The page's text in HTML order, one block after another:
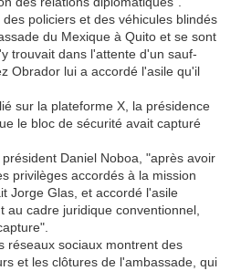
policiers et des véhicules blindés
du Mexique à Quito et se sont
trouvait dans l'attente d'un sauf-
Obrador lui a accordé l'asile qu'il
sur la plateforme X, la présidence
le bloc de sécurité avait capturé
Daniel Noboa, "après avoir
privilèges accordés à la mission
Jorge Glas, et accordé l'asile
au cadre juridique conventionnel,
réseaux sociaux montrent des
et les clôtures de l'ambassade, qui